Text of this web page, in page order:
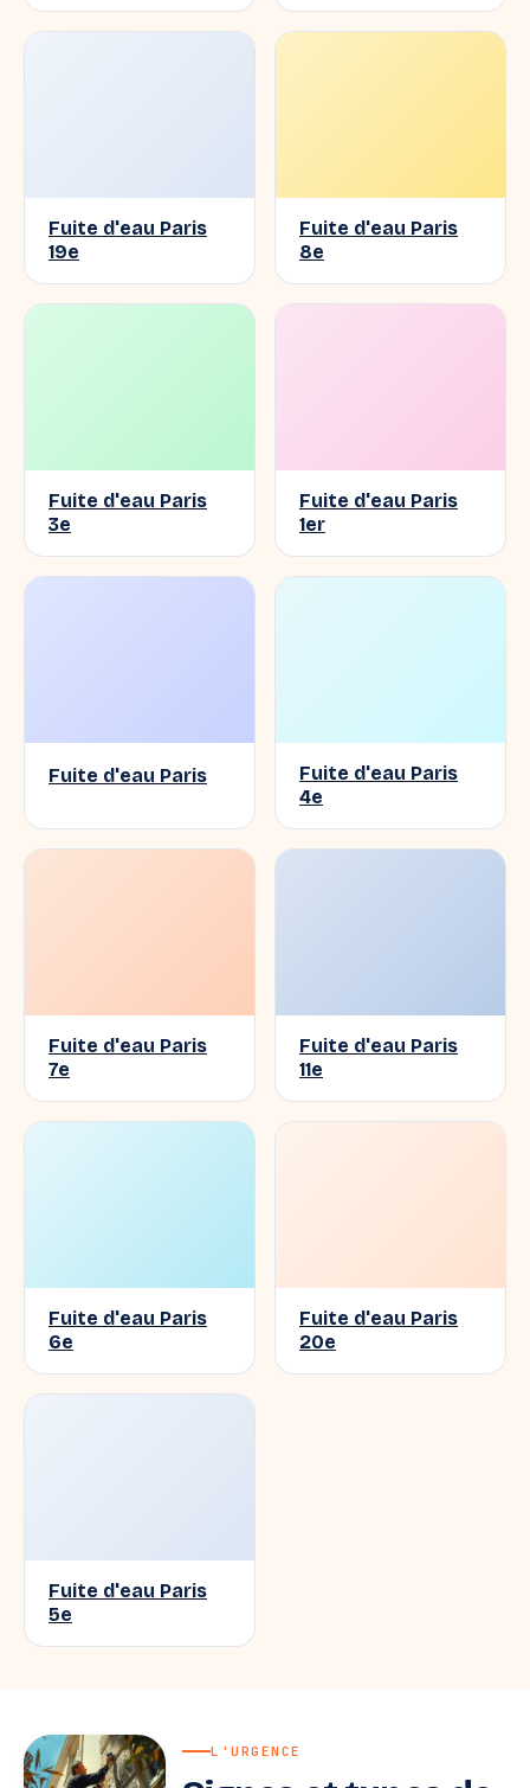
Fuite d'eau Paris
19e
Fuite d'eau Paris
8e
Fuite d'eau Paris
3e
Fuite d'eau Paris
1er
Fuite d'eau Paris
Fuite d'eau Paris
4e
Fuite d'eau Paris
7e
Fuite d'eau Paris
11e
Fuite d'eau Paris
6e
Fuite d'eau Paris
20e
Fuite d'eau Paris
5e
L'URGENCE